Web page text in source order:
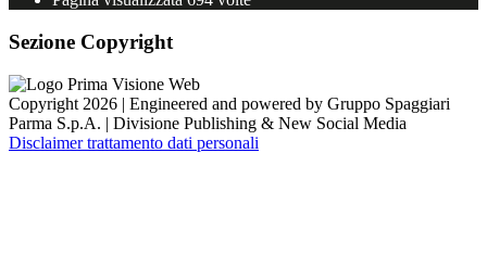
Sezione Copyright
Copyright 2026 | Engineered and powered by Gruppo Spaggiari
Parma S.p.A. | Divisione Publishing & New Social Media
Disclaimer trattamento dati personali